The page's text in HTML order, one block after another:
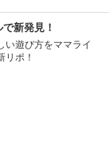
新発見！
い遊び方をママライ
リポ！